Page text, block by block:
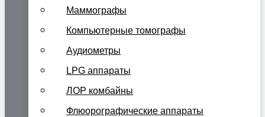
Маммографы
Компьютерные томографы
Аудиометры
LPG аппараты
ЛОР комбайны
Флюорографические аппараты